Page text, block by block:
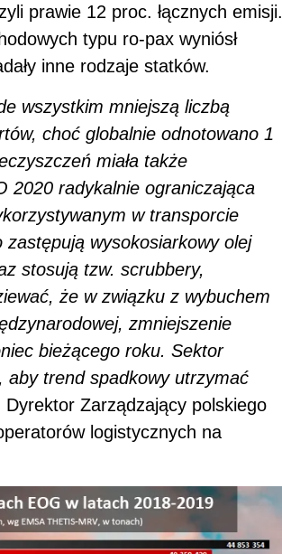
prawie 12 proc. łącznych emisji.
typu ro-pax wyniósł
inne rodzaje statków.
wszystkim mniejszą liczbą
choć globalnie odnotowano 1
miała także
2020 radykalnie ograniczająca
w transporcie
wysokosiarkowy olej
stosują tzw. scrubbery,
że w związku z wybuchem
zmniejszenie
bieżącego roku. Sektor
aby trend spadkowy utrzymać
Zarządzający polskiego
logistycznych na